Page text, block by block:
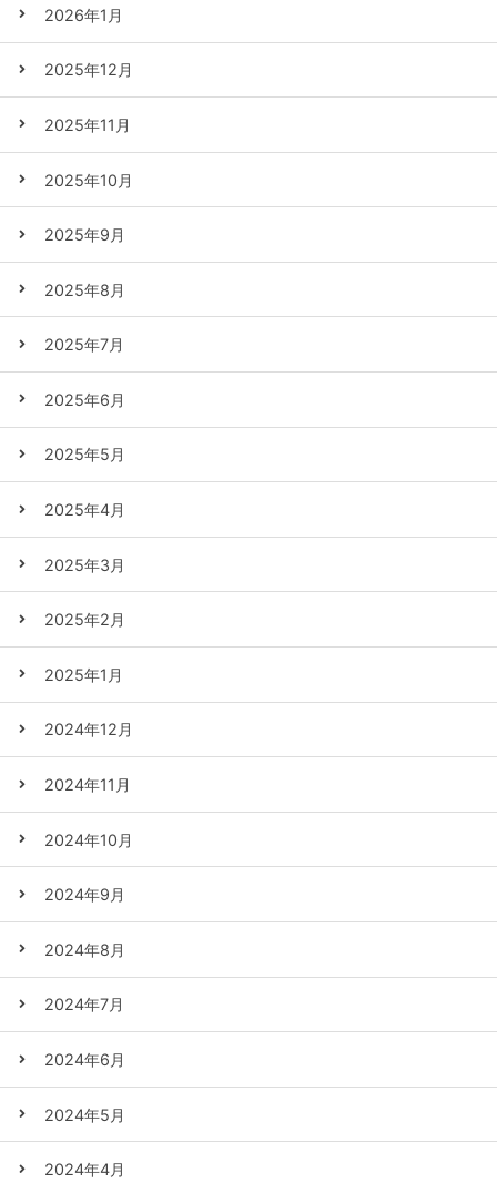
2026年1月
2025年12月
2025年11月
2025年10月
2025年9月
2025年8月
2025年7月
2025年6月
2025年5月
2025年4月
2025年3月
2025年2月
2025年1月
2024年12月
2024年11月
2024年10月
2024年9月
2024年8月
2024年7月
2024年6月
2024年5月
2024年4月